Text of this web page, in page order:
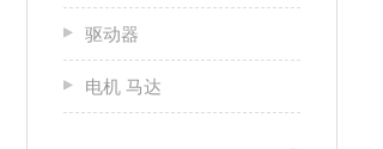
驱动器
电机 马达